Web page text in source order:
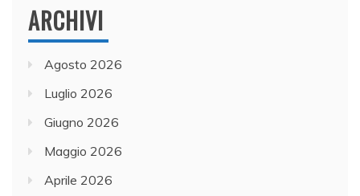
ARCHIVI
Agosto 2026
Luglio 2026
Giugno 2026
Maggio 2026
Aprile 2026